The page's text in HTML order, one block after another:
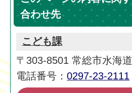
合わせ先
こども課
〒303-8501 常総市水海
電話番号：0297-23-2111